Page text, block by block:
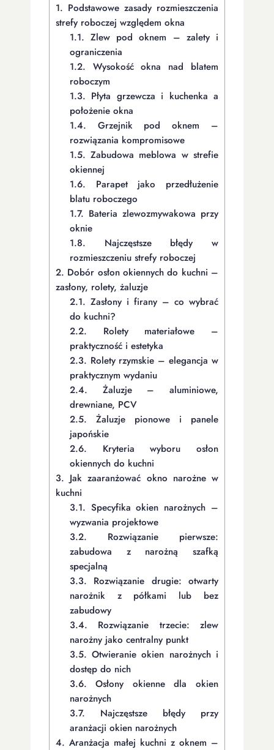
1. Podstawowe zasady rozmieszczenia
strefy roboczej względem okna
1.1. Zlew pod oknem – zalety i
ograniczenia
1.2. Wysokość okna nad blatem
roboczym
1.3. Płyta grzewcza i kuchenka a
położenie okna
1.4. Grzejnik pod oknem –
rozwiązania kompromisowe
1.5. Zabudowa meblowa w strefie
okiennej
1.6. Parapet jako przedłużenie
blatu roboczego
1.7. Bateria zlewozmywakowa przy
oknie
1.8. Najczęstsze błędy w
rozmieszczeniu strefy roboczej
2. Dobór osłon okiennych do kuchni –
zasłony, rolety, żaluzje
2.1. Zasłony i firany – co wybrać
do kuchni?
2.2. Rolety materiałowe –
praktyczność i estetyka
2.3. Rolety rzymskie – elegancja w
praktycznym wydaniu
2.4. Żaluzje – aluminiowe,
drewniane, PCV
2.5. Żaluzje pionowe i panele
japońskie
2.6. Kryteria wyboru osłon
okiennych do kuchni
3. Jak zaaranżować okno narożne w
kuchni
3.1. Specyfika okien narożnych –
wyzwania projektowe
3.2. Rozwiązanie pierwsze:
zabudowa z narożną szafką
specjalną
3.3. Rozwiązanie drugie: otwarty
narożnik z półkami lub bez
zabudowy
3.4. Rozwiązanie trzecie: zlew
narożny jako centralny punkt
3.5. Otwieranie okien narożnych i
dostęp do nich
3.6. Osłony okienne dla okien
narożnych
3.7. Najczęstsze błędy przy
aranżacji okien narożnych
4. Aranżacja małej kuchni z oknem –